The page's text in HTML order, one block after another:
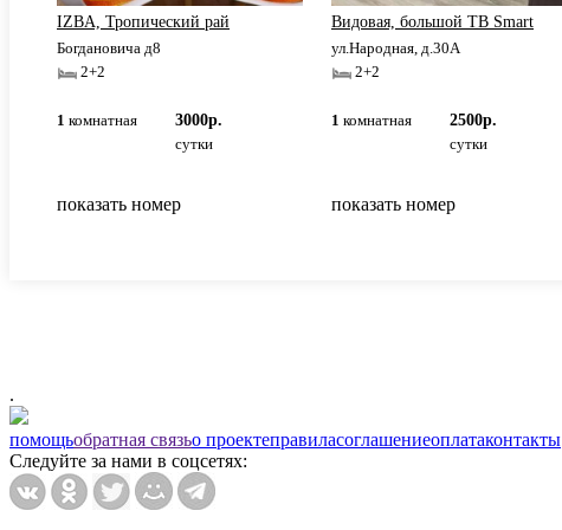
IZBA, Тропический рай
Богдановича д8
2+2
1 комнатная
3000р.
сутки
показать номер
Видовая, большой ТВ Smart
ул.Народная, д.30А
2+2
1 комнатная
2500р.
сутки
показать номер
.
помощьобратная связьо проектеправиласоглашениеоплатаконтакты
Следуйте за нами в соцсетях: